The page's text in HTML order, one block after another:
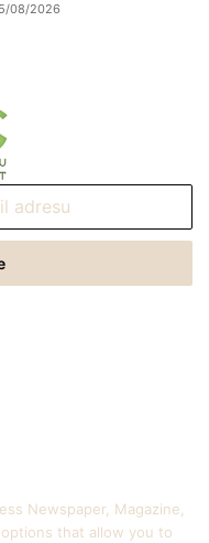
08/2026
Newspaper, Magazine,
that allow you to